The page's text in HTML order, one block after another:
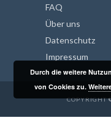
FAQ
Über uns
Datenschutz
Impressum
Durch die weitere
von Cookies zu.